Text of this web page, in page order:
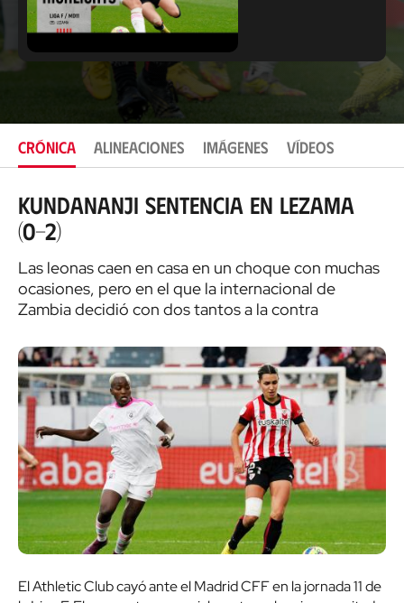
CRÓNICA ALINEACIONES IMÁGENES VÍDEOS
Kundananji sentencia en Lezama
(0-2)
Las leonas caen en casa en un choque con muchas
ocasiones, pero en el que la internacional de
Zambia decidió con dos tantos a la contra
El Athletic Club cayó ante el Madrid CFF en la jornada 11 de